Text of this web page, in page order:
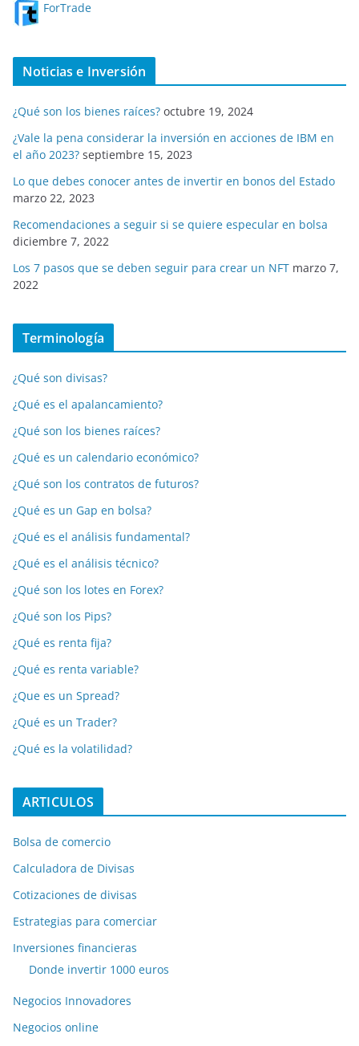
ForTrade
Noticias e Inversión
¿Qué son los bienes raíces? octubre 19, 2024
¿Vale la pena considerar la inversión en acciones de IBM en
el año 2023? septiembre 15, 2023
Lo que debes conocer antes de invertir en bonos del Estado
marzo 22, 2023
Recomendaciones a seguir si se quiere especular en bolsa
diciembre 7, 2022
Los 7 pasos que se deben seguir para crear un NFT marzo 7,
2022
Terminología
¿Qué son divisas?
¿Qué es el apalancamiento?
¿Qué son los bienes raíces?
¿Qué es un calendario económico?
¿Qué son los contratos de futuros?
¿Qué es un Gap en bolsa?
¿Qué es el análisis fundamental?
¿Qué es el análisis técnico?
¿Qué son los lotes en Forex?
¿Qué son los Pips?
¿Qué es renta fija?
¿Qué es renta variable?
¿Que es un Spread?
¿Qué es un Trader?
¿Qué es la volatilidad?
ARTICULOS
Bolsa de comercio
Calculadora de Divisas
Cotizaciones de divisas
Estrategias para comerciar
Inversiones financieras
Donde invertir 1000 euros
Negocios Innovadores
Negocios online